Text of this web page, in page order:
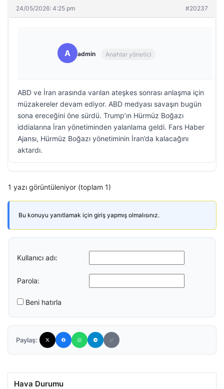
24/05/2026: 4:25 pm #20237
A admin Anahtar yönetici
ABD ve İran arasında varılan ateşkes sonrası anlaşma için
müzakereler devam ediyor. ABD medyası savaşın bugün
sona ereceğini öne sürdü. Trump’ın Hürmüz Boğazı
iddialarına İran yönetiminden yalanlama geldi. Fars Haber
Ajansı, Hürmüz Boğazı yönetiminin İran’da kalacağını
aktardı.
1 yazı görüntüleniyor (toplam 1)
Bu konuyu yanıtlamak için giriş yapmış olmalısınız.
Kullanıcı adı:
Parola:
Beni hatırla
Paylaş:
Hava Durumu